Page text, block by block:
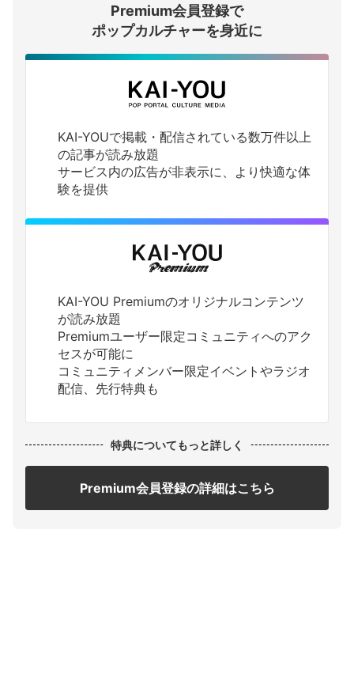
ログインする
Premium会員登録で
ポップカルチャーを身近に
KAI-YOUで掲載・配信されている数万件以上
の記事が読み放題
サービス内の広告が非表示に、より快適な体
験を提供
KAI-YOU Premiumのオリジナルコンテンツ
が読み放題
Premiumユーザー限定コミュニティへのアク
セスが可能に
コミュニティメンバー限定イベントやラジオ
配信、先行特典も
特典についてもっと詳しく
Premium会員登録の詳細はこちら